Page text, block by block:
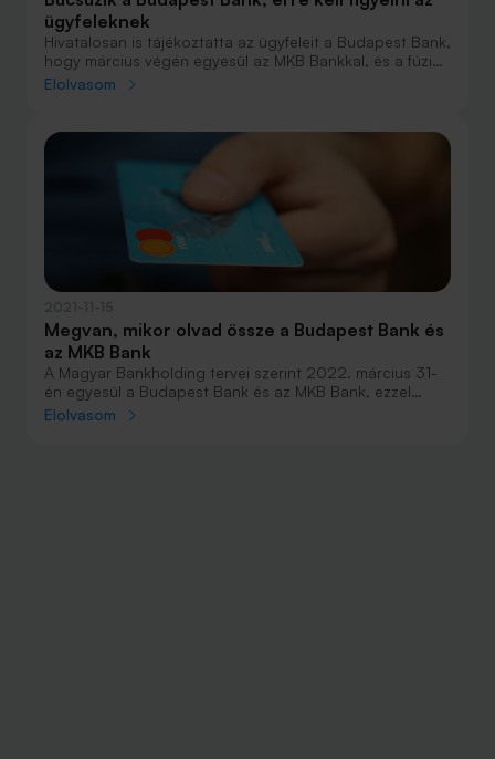
ügyfeleknek
Hivatalosan is tájékoztatta az ügyfeleit a Budapest Bank,
hogy március végén egyesül az MKB Bankkal, és a fúzió
nyomán MKB Bank néven folytatja tovább. Ezt kell tudnia
Elolvasom
Megvan, mikor olvad össze a Budapest Bank és
az MKB Bank
A Magyar Bankholding tervei szerint 2022. március 31-
én egyesül a Budapest Bank és az MKB Bank, ezzel
megteremtve a bankcsoport egységes működésének
Elolvasom